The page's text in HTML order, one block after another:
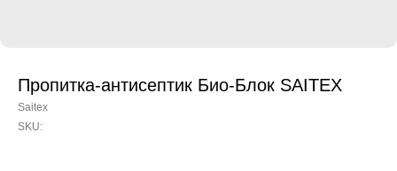
Пропитка-антисептик Био-Блок SAITEX
Saitex
SKU: